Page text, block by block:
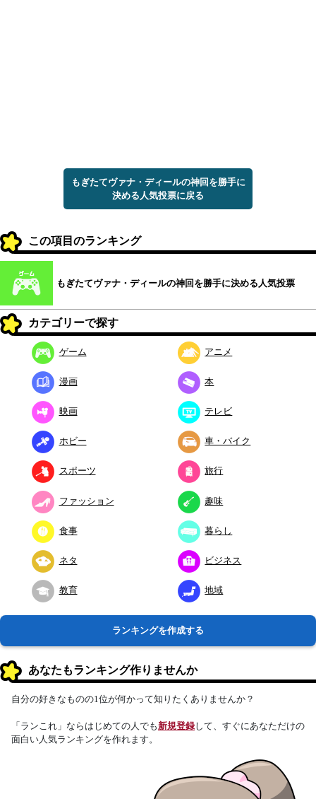
もぎたてヴァナ・ディールの神回を勝手に
決める人気投票に戻る
この項目のランキング
もぎたてヴァナ・ディールの神回を勝手に決める人気投票
カテゴリーで探す
ゲーム アニメ
漫画 本
映画 テレビ
ホビー 車・バイク
スポーツ 旅行
ファッション 趣味
食事 暮らし
ネタ ビジネス
教育 地域
ランキングを作成する
あなたもランキング作りませんか
自分の好きなものの1位が何かって知りたくありませんか？
「ランこれ」ならはじめての人でも新規登録して、すぐにあなただけの
面白い人気ランキングを作れます。